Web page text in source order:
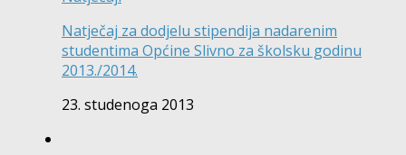
Natječaj za dodjelu stipendija nadarenim
studentima Općine Slivno za školsku godinu
2013./2014.
23. studenoga 2013